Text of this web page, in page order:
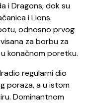
i Dragons, dok su
i Lions.
odnosno prvog
za borbu za
konačnom poretku.
regularni dio
poraza, a u istom
Dominantnom